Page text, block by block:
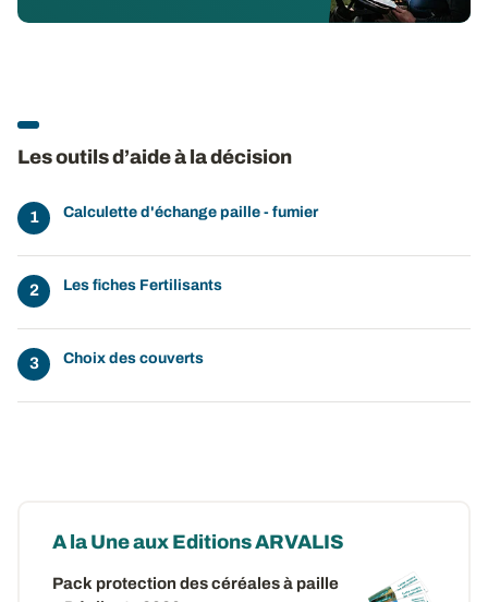
Les outils d’aide à la décision
Calculette d'échange paille - fumier
Les fiches Fertilisants
Choix des couverts
A la Une aux Editions ARVALIS
Pack protection des céréales à paille